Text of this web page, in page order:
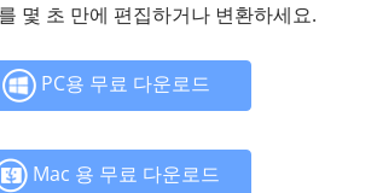
몇 초 만에 편집하거나 변환하세요.
PC용 무료 다운로드
Mac 용 무료 다운로드